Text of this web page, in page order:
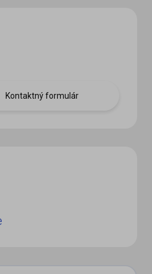
Kontaktný formulár